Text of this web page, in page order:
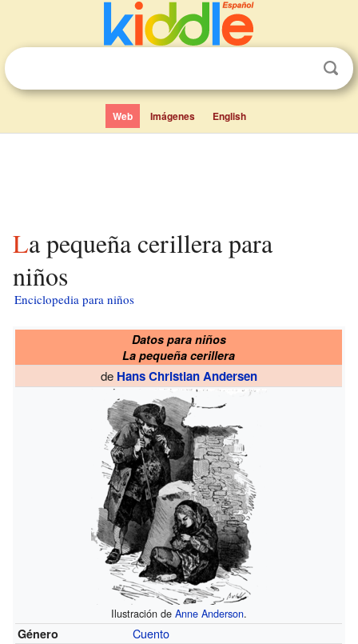
Web Imágenes English
La pequeña cerillera para
niños
Enciclopedia para niños
Datos para niños
La pequeña cerillera
de Hans Christian Andersen
Ilustración de Anne Anderson.
Género Cuento